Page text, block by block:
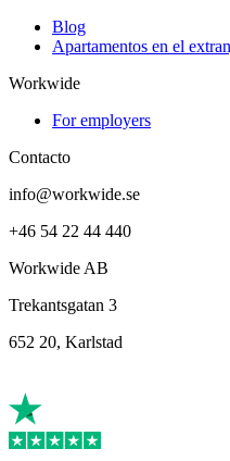
Blog
Apartamentos en el
Workwide
For employers
Contacto
info@workwide.se
+46 54 22 44 440
Workwide AB
Trekantsgatan 3
652 20, Karlstad